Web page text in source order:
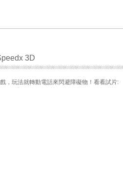
3D
，玩法就轉動電話來閃避障礙物！看看試片: